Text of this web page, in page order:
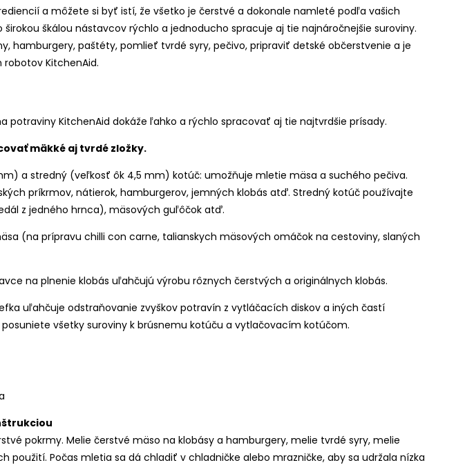
a môžete si byť istí, že všetko je čerstvé a dokonale namleté podľa vašich
širokou škálou nástavcov rýchlo a jednoducho spracuje aj tie najnáročnejšie suroviny.
hamburgery, paštéty, pomlieť tvrdé syry, pečivo, pripraviť detské občerstvenie a je
KitchenAid.
potraviny KitchenAid dokáže ľahko a rýchlo spracovať aj tie najtvrdšie prísady.
mäkké aj tvrdé zložky.
a stredný (veľkosť ôk 4,5 mm) kotúč: umožňuje mletie mäsa a suchého pečiva.
príkrmov, nátierok, hamburgerov, jemných klobás atď. Stredný kotúč používajte
z jedného hrnca), mäsových guľôčok atď.
(na prípravu chilli con carne, talianskych mäsových omáčok na cestoviny, slaných
na plnenie klobás uľahčujú výrobu rôznych čerstvých a originálnych klobás.
uľahčuje odstraňovanie zvyškov potravín z vytláčacích diskov a iných častí
všetky suroviny k brúsnemu kotúču a vytlačovacím kotúčom.
pokrmy. Melie čerstvé mäso na klobásy a hamburgery, melie tvrdé syry, melie
Počas mletia sa dá chladiť v chladničke alebo mrazničke, aby sa udržala nízka